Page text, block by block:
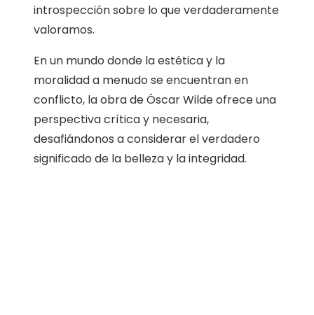
introspección sobre lo que verdaderamente
valoramos.
En un mundo donde la estética y la
moralidad a menudo se encuentran en
conflicto, la obra de Óscar Wilde ofrece una
perspectiva crítica y necesaria,
desafiándonos a considerar el verdadero
significado de la belleza y la integridad.